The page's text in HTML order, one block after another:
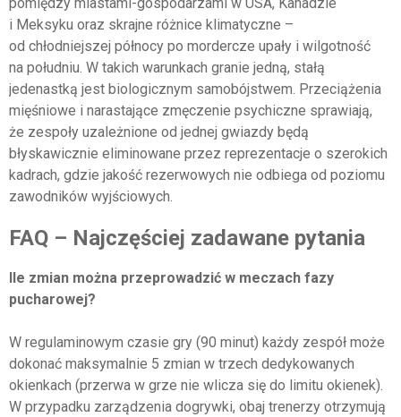
i Meksyku oraz skrajne różnice klimatyczne –
od chłodniejszej północy po mordercze upały i wilgotność
na południu. W takich warunkach granie jedną, stałą
jedenastką jest biologicznym samobójstwem. Przeciążenia
mięśniowe i narastające zmęczenie psychiczne sprawiają,
że zespoły uzależnione od jednej gwiazdy będą
błyskawicznie eliminowane przez reprezentacje o szerokich
kadrach, gdzie jakość rezerwowych nie odbiega od poziomu
zawodników wyjściowych.
FAQ – Najczęściej zadawane pytania
Ile zmian można przeprowadzić w meczach fazy
pucharowej?
W regulaminowym czasie gry (90 minut) każdy zespół może
dokonać maksymalnie 5 zmian w trzech dedykowanych
okienkach (przerwa w grze nie wlicza się do limitu okienek).
W przypadku zarządzenia dogrywki, obaj trenerzy otrzymują